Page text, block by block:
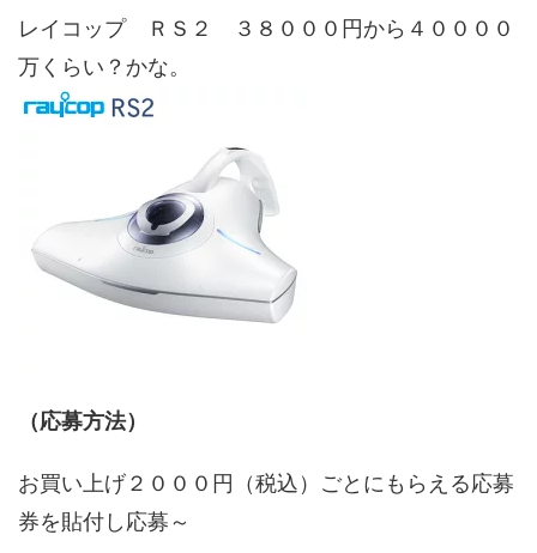
レイコップ ＲＳ２ ３８０００円から４００００
万くらい？かな。
（応募方法）
お買い上げ２０００円（税込）ごとにもらえる応募
券を貼付し応募～